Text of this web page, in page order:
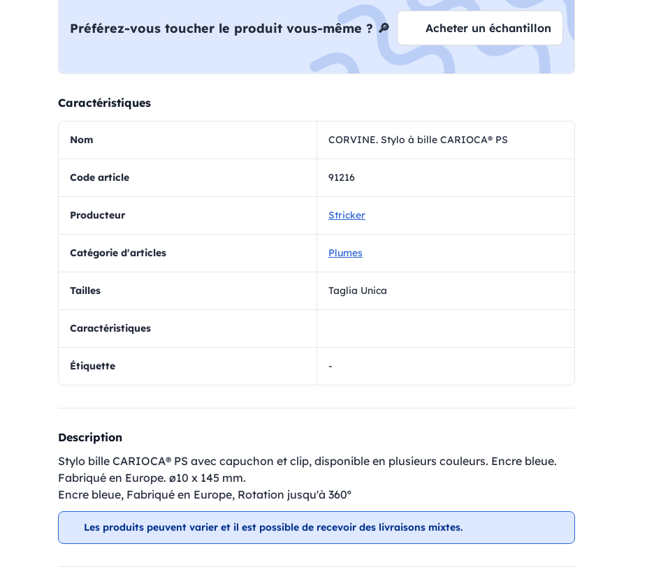
Préférez-vous toucher le produit vous-même ? 🔎 Acheter un échantillon
Caractéristiques
Nom CORVINE. Stylo à bille CARIOCA® PS
Code article 91216
Producteur Stricker
Catégorie d'articles Plumes
Tailles Taglia Unica
Caractéristiques
Étiquette -
Description
Stylo bille CARIOCA® PS avec capuchon et clip, disponible en plusieurs couleurs. Encre bleue.
Fabriqué en Europe. ø10 x 145 mm.
Encre bleue, Fabriqué en Europe, Rotation jusqu'à 360º
Les produits peuvent varier et il est possible de recevoir des livraisons mixtes.